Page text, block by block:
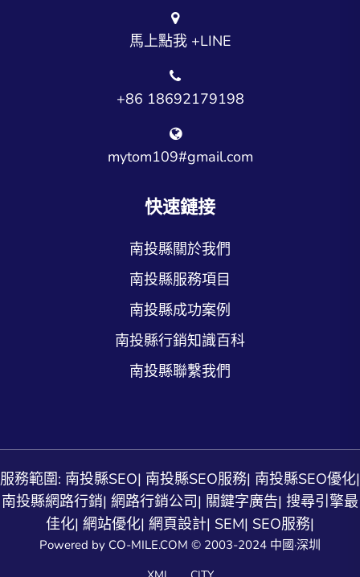
馬上點我 +LINE
+86 18692179198
mytom109#gmail.com
快速鏈接
南投縣關於我們
南投縣服務項目
南投縣成功案例
南投縣行銷知識百科
南投縣聯繫我們
服務範圍: 南投縣SEO| 南投縣SEO服務| 南投縣SEO優化|
南投縣網路行銷| 網路行銷公司| 關鍵字廣告| 搜尋引擎最
佳化| 網站優化| 網頁設計| SEM| SEO服務|
Powered by CO-MILE.COM © 2003-2024 中國·深圳